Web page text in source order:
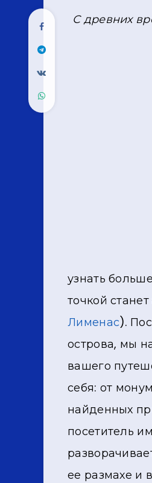
С древних
узнать
точкой
Лименас).
острова, мы
вашего
себя: от
найденных
посетитель
ее размахе и